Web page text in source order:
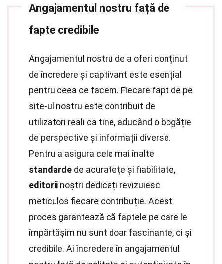
Angajamentul nostru față de
fapte credibile
Angajamentul nostru de a oferi conținut
de încredere și captivant este esențial
pentru ceea ce facem. Fiecare fapt de pe
site-ul nostru este contribuit de
utilizatori reali ca tine, aducând o bogăție
de perspective și informații diverse.
Pentru a asigura cele mai înalte
standarde de acuratețe și fiabilitate,
editorii noștri dedicați revizuiesc
meticulos fiecare contribuție. Acest
proces garantează că faptele pe care le
împărtășim nu sunt doar fascinante, ci și
credibile. Ai încredere în angajamentul